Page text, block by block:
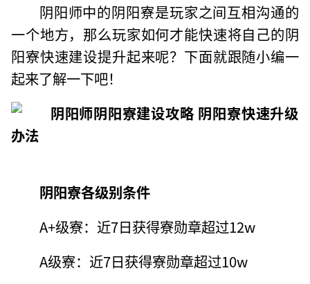
阴阳师中的阴阳寮是玩家之间互相沟通的
一个地方，那么玩家如何才能快速将自己的阴
阳寮快速建设提升起来呢？下面就跟随小编一
起来了解一下吧！
阴阳寮各级别条件
A+级寮：近7日获得寮勋章超过12w
A级寮：近7日获得寮勋章超过10w